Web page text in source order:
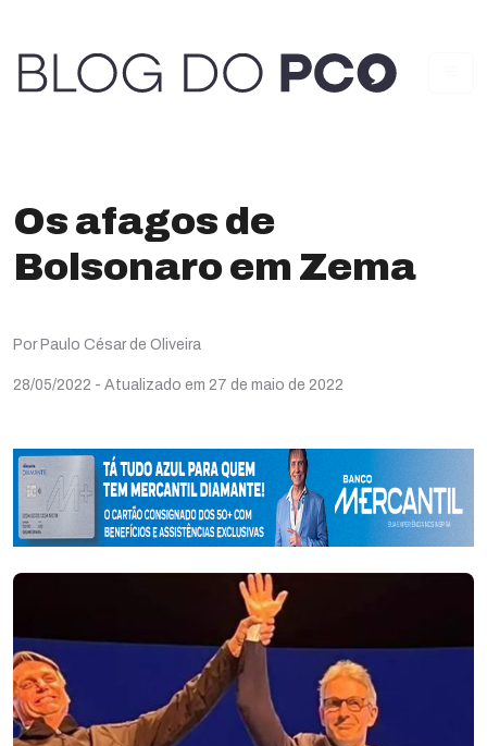
Os afagos de
Bolsonaro em Zema
Por Paulo César de Oliveira
28/05/2022 - Atualizado em 27 de maio de 2022